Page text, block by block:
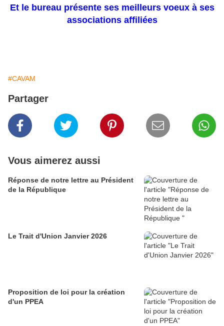
Et le bureau présente ses meilleurs voeux à ses
associations affiliées
#CAVAM
Partager
Vous aimerez aussi
Réponse de notre lettre au Président
de la République
Le Trait d'Union Janvier 2026
Proposition de loi pour la création
d'un PPEA